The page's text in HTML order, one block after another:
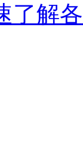
了解